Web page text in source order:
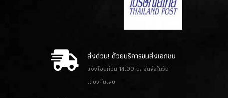
ส่งด่วน! ด้วยบริการขนส่งเอกชน
แจ้งโอนก่อน 14.00 น. จัดส่งในวัน
เดียวกันเลย